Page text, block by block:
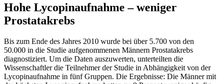
Hohe Lycopinaufnahme – weniger
Prostatakrebs
Bis zum Ende des Jahres 2010 wurde bei über 5.700 von den
50.000 in die Studie aufgenommenen Männern Prostatakrebs
diagnostiziert. Um die Daten auszuwerten, unterteilten die
Wissenschaftler die Teilnehmer der Studie in Abhängigkeit von der
Lycopinaufnahme in fünf Gruppen. Die Ergebnisse: Die Männer mit